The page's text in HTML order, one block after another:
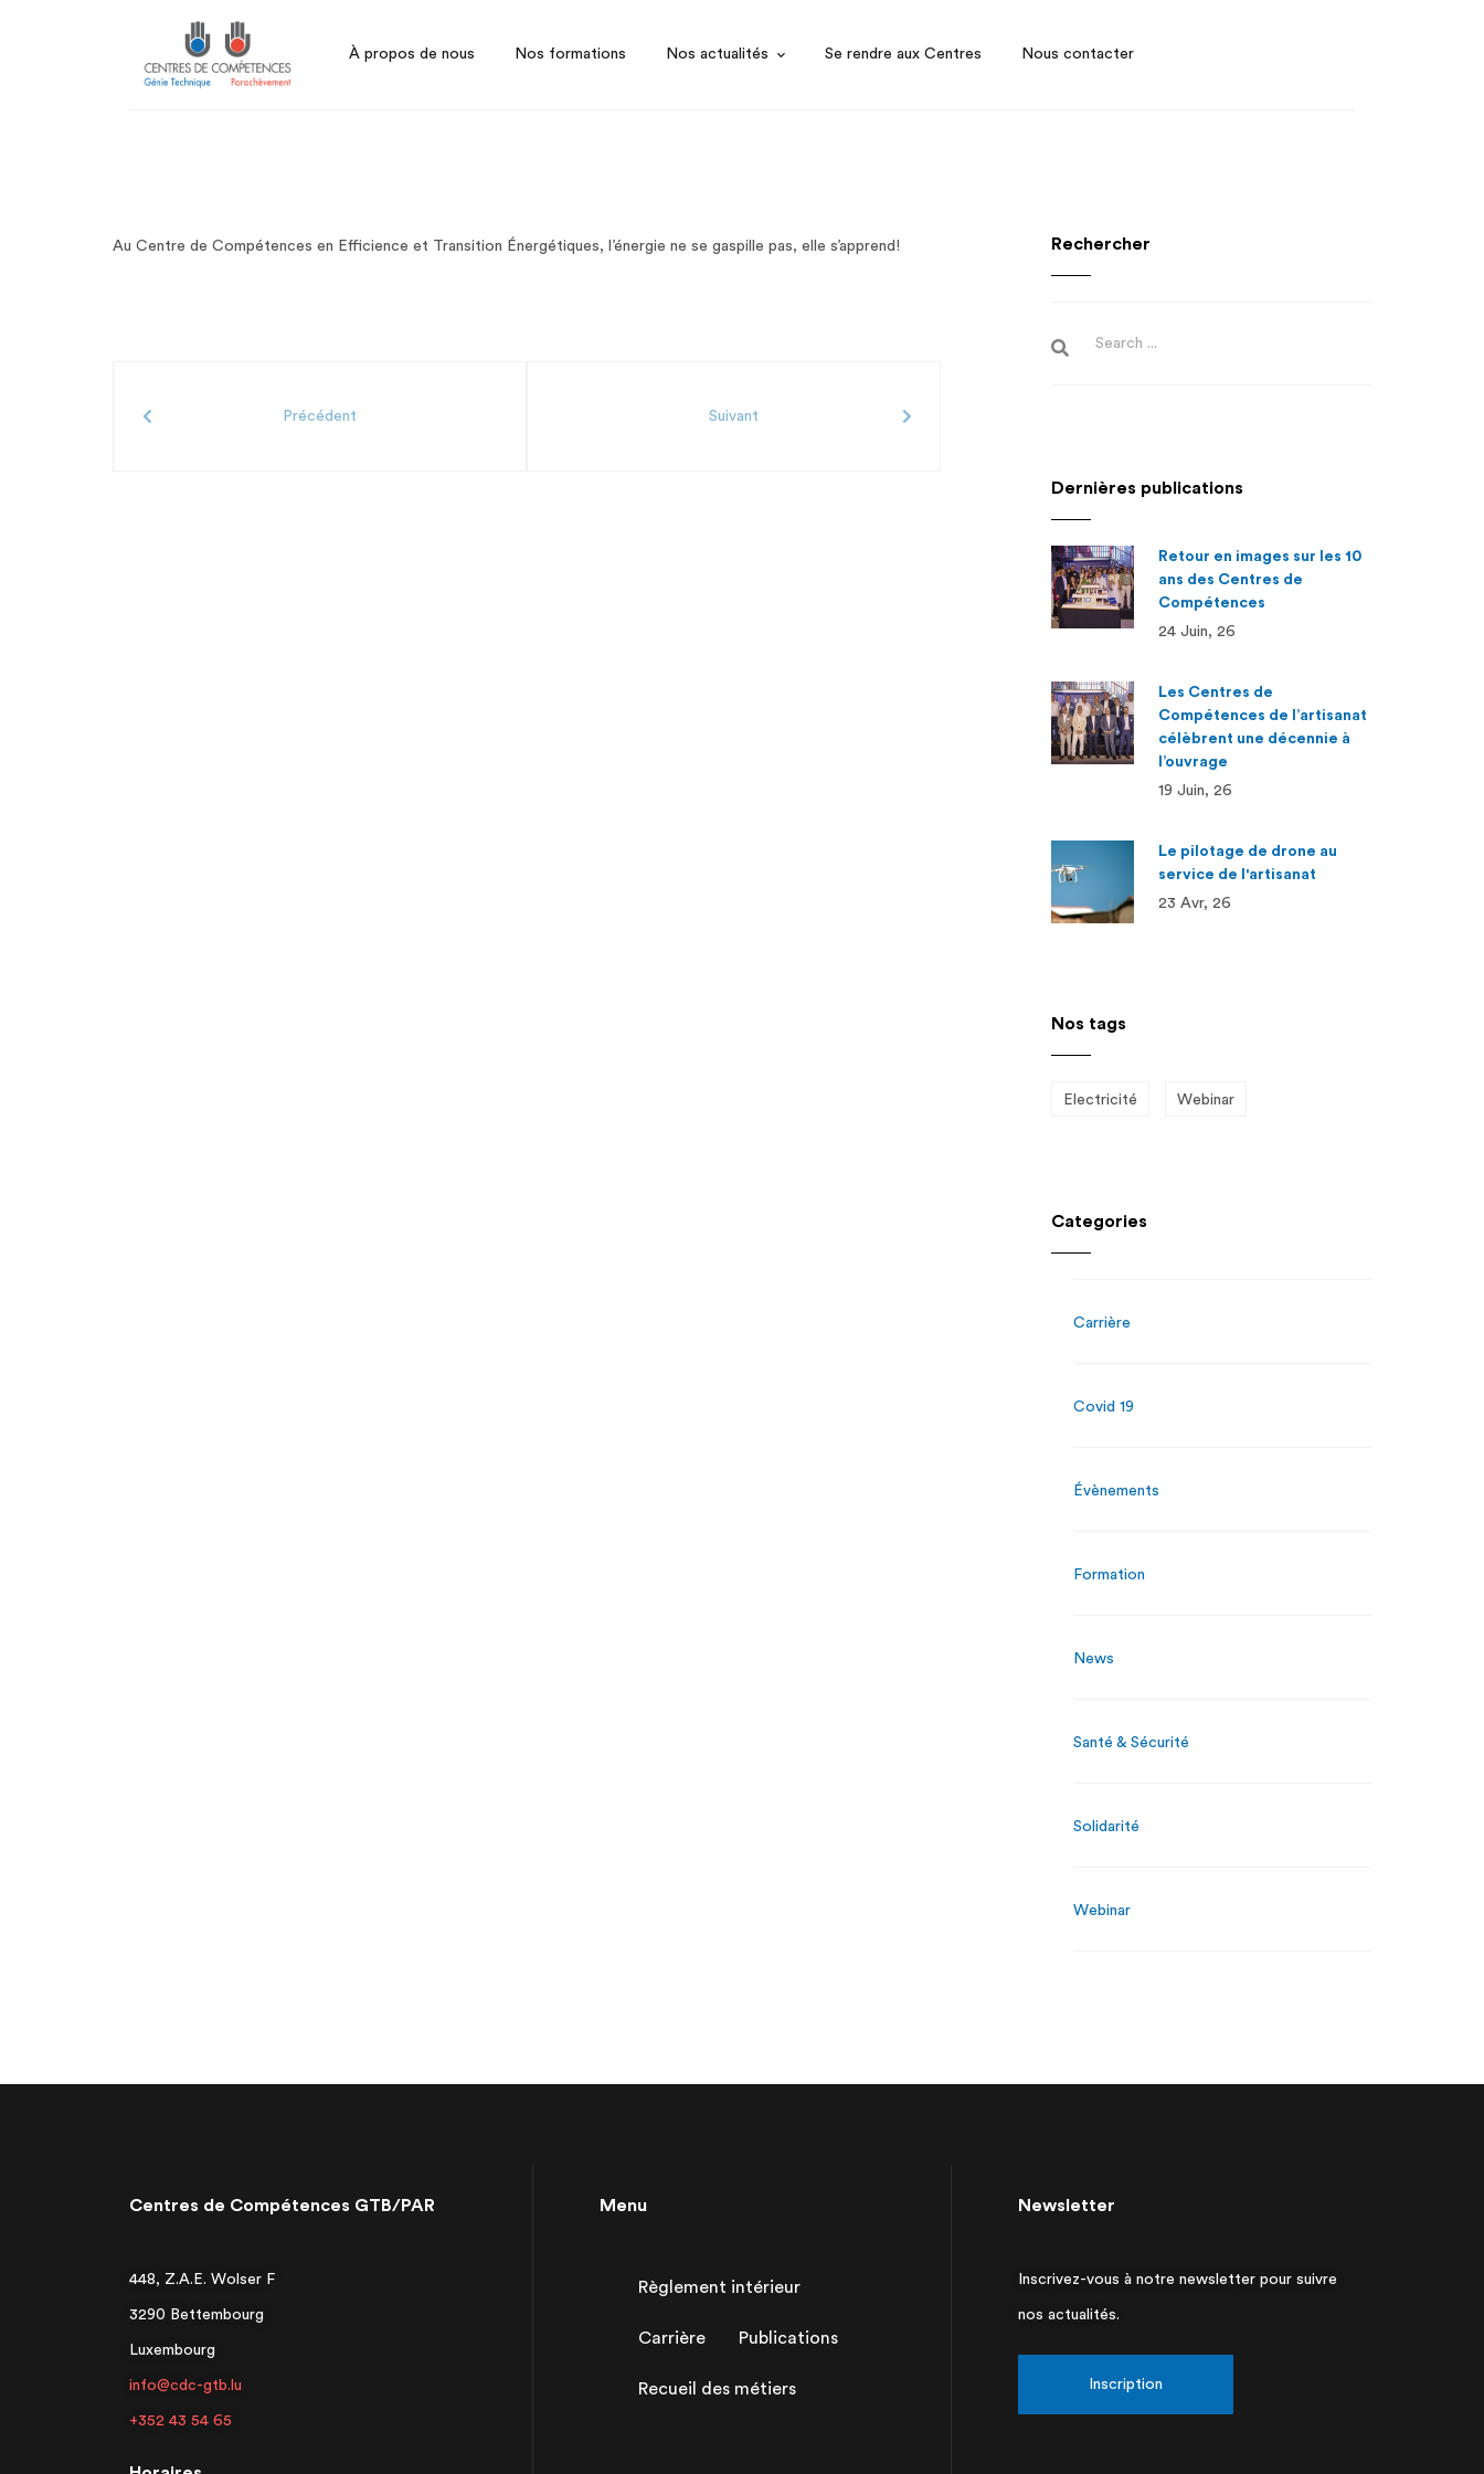
À propos de nous Nos formations Nos actualités Se rendre aux Centres Nous contacter
Au Centre de Compétences en Efficience et Transition Énergétiques, l’énergie ne se gaspille pas, elle s’apprend!
Précédent Suivant
Rechercher
Dernières publications
Retour en images sur les 10
ans des Centres de
Compétences
24 Juin, 26
Les Centres de
Compétences de l’artisanat
célèbrent une décennie à
l’ouvrage
19 Juin, 26
Le pilotage de drone au
service de l'artisanat
23 Avr, 26
Nos tags
Electricité Webinar
Categories
Carrière
Covid 19
Évènements
Formation
News
Santé & Sécurité
Solidarité
Webinar
Centres de Compétences GTB/PAR
448, Z.A.E. Wolser F
3290 Bettembourg
Luxembourg
info@cdc-gtb.lu
+352 43 54 65
Menu
Règlement intérieur
Carrière Publications
Recueil des métiers
Newsletter
Inscrivez-vous à notre newsletter pour suivre
nos actualités.
Inscription